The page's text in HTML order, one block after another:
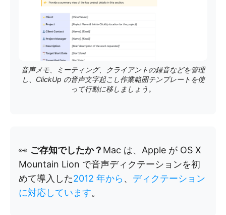
音声メモ、ミーティング、クライアントの録音などを管理
し、ClickUp の音声文字起こし作業範囲テンプレートを使
って行動に移しましょう。
👀 ご存知でしたか？ Mac は、Apple が OS X
Mountain Lion で音声ディクテーションを初
めて導入した2012 年から、 ディクテーション
に対応しています。